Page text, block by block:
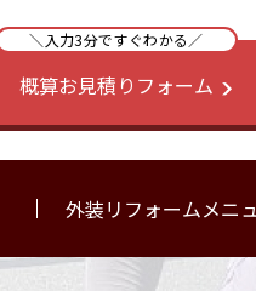
＼入力3分ですぐわかる／
概算お見積りフォーム
外装リフォームメニ